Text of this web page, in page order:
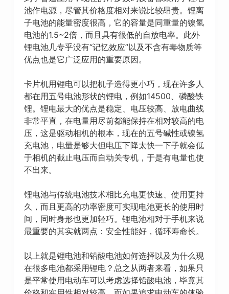
池作电源，尽管其价格度相对来说比较昂贵。锂离
子电池的能量密度很高，它的容量是同重量的镍氢
电池的1.5~2倍，而且具有很低的自放电率。此外
锂电池几专乎没有“记忆效应”以及不含有毒物质等
优点也是它广泛应用的重要原因。
卡片机用锂电可以把机子造得更小巧，现在许多人
都在用五号电池形状的锂电，例如14500、磷酸铁
锂。锂电最大的优点是稳定、电压较高、放电曲线
非常平直，在电量用尽前都能保持在相对较高的电
压，这是驱动相机的根本，现在的五号碱性或镍氢
充电池，电量是够大但电压下降太快一下子就会低
于相机的截止电压而自动关专机，于是有电量也使
不出来。
锂电池与传统电池技术相比充电更快速、使用更持
久，而且更高的功率密度可实现电池更长的使用时
间，同时身形也更加轻巧。锂电池相对于手机来说
最重要的其实就两点：安全性能好，循环寿命长。
以上就是锂电池和铅酸电池如何选择以及为什么现
在很多电池都采用锂电？总之从两者来看，如果只
是平常使用电动车可以考虑选择铅酸电池，毕竟其